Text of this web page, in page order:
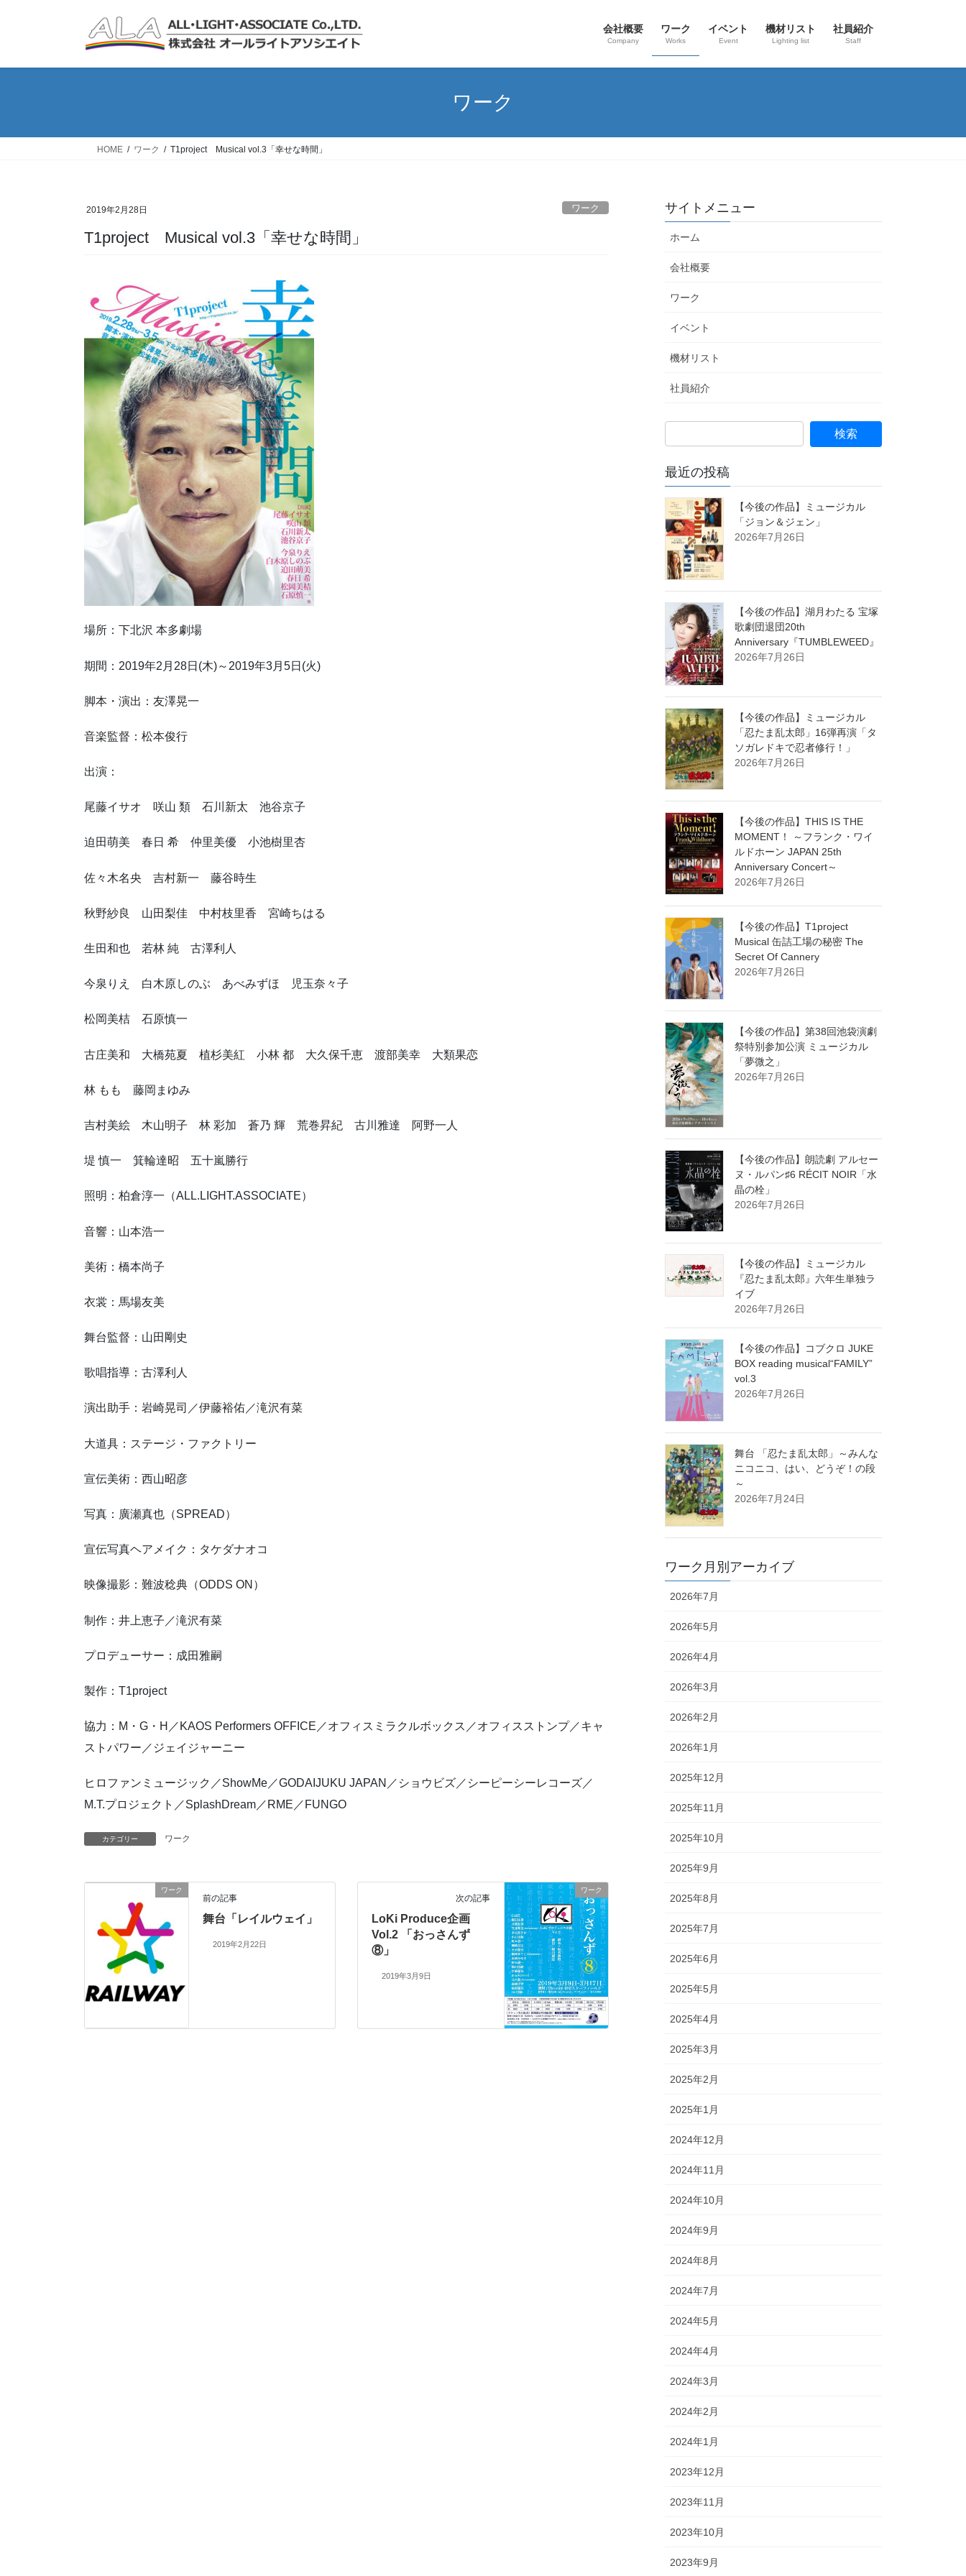
会社概要
Company
ワーク
Works
イベント
Event
機材リスト
Lighting list
社員紹介
Staff
ワーク
HOME ワーク T1project Musical vol.3「幸せな時間」
2019年2月28日 ワーク
T1project Musical vol.3「幸せな時間」
場所：下北沢 本多劇場
期間：2019年2月28日(木)～2019年3月5日(火)
脚本・演出：友澤晃一
音楽監督：松本俊行
出演：
尾藤イサオ 咲山 類 石川新太 池谷京子
迫田萌美 春日 希 仲里美優 小池樹里杏
佐々木名央 吉村新一 藤谷時生
秋野紗良 山田梨佳 中村枝里香 宮崎ちはる
生田和也 若林 純 古澤利人
今泉りえ 白木原しのぶ あべみずほ 児玉奈々子
松岡美桔 石原慎一
古庄美和 大橋苑夏 植杉美紅 小林 都 大久保千恵 渡部美幸 大類果恋
林 もも 藤岡まゆみ
吉村美絵 木山明子 林 彩加 蒼乃 輝 荒巻昇紀 古川雅達 阿野一人
堤 慎一 箕輪達昭 五十嵐勝行
照明：柏倉淳一（ALL.LIGHT.ASSOCIATE）
音響：山本浩一
美術：橋本尚子
衣裳：馬場友美
舞台監督：山田剛史
歌唱指導：古澤利人
演出助手：岩崎晃司／伊藤裕佑／滝沢有菜
大道具：ステージ・ファクトリー
宣伝美術：西山昭彦
写真：廣瀬真也（SPREAD）
宣伝写真ヘアメイク：タケダナオコ
映像撮影：難波稔典（ODDS ON）
制作：井上恵子／滝沢有菜
プロデューサー：成田雅嗣
製作：T1project
協力：M・G・H／KAOS Performers OFFICE／オフィスミラクルボックス／オフィスストンプ／キャ
ストパワー／ジェイジャーニー
ヒロファンミュージック／ShowMe／GODAIJUKU JAPAN／ショウビズ／シーピーシーレコーズ／
M.T.プロジェクト／SplashDream／RME／FUNGO
カテゴリー ワーク
ワーク
前の記事
舞台「レイルウェイ」
2019年2月22日
ワーク
次の記事
LoKi Produce企画
Vol.2 「おっさんず
⑧」
2019年3月9日
サイトメニュー
ホーム
会社概要
ワーク
イベント
機材リスト
社員紹介
最近の投稿
【今後の作品】ミュージカル
「ジョン＆ジェン」
2026年7月26日
【今後の作品】湖月わたる 宝塚
歌劇団退団20th
Anniversary『TUMBLEWEED』
2026年7月26日
【今後の作品】ミュージカル
「忍たま乱太郎」16弾再演「タ
ソガレドキで忍者修行！」
2026年7月26日
【今後の作品】THIS IS THE
MOMENT！ ～フランク・ワイ
ルドホーン JAPAN 25th
Anniversary Concert～
2026年7月26日
【今後の作品】T1project
Musical 缶詰工場の秘密 The
Secret Of Cannery
2026年7月26日
【今後の作品】第38回池袋演劇
祭特別参加公演 ミュージカル
「夢微之」
2026年7月26日
【今後の作品】朗読劇 アルセー
ヌ・ルパン♯6 RÉCIT NOIR「水
晶の栓」
2026年7月26日
【今後の作品】ミュージカル
『忍たま乱太郎』六年生単独ラ
イブ
2026年7月26日
【今後の作品】コブクロ JUKE
BOX reading musical“FAMILY”
vol.3
2026年7月26日
舞台 「忍たま乱太郎」～みんな
ニコニコ、はい、どうぞ！の段
～
2026年7月24日
ワーク月別アーカイブ
2026年7月
2026年5月
2026年4月
2026年3月
2026年2月
2026年1月
2025年12月
2025年11月
2025年10月
2025年9月
2025年8月
2025年7月
2025年6月
2025年5月
2025年4月
2025年3月
2025年2月
2025年1月
2024年12月
2024年11月
2024年10月
2024年9月
2024年8月
2024年7月
2024年5月
2024年4月
2024年3月
2024年2月
2024年1月
2023年12月
2023年11月
2023年10月
2023年9月